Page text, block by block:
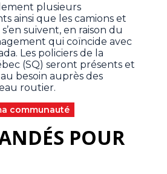
plusieurs
ainsi que les camions et
suivent, en raison du
qui coïncide avec
Les policiers de la
(SQ) seront présents et
besoin auprès des
routier.
communauté
POUR